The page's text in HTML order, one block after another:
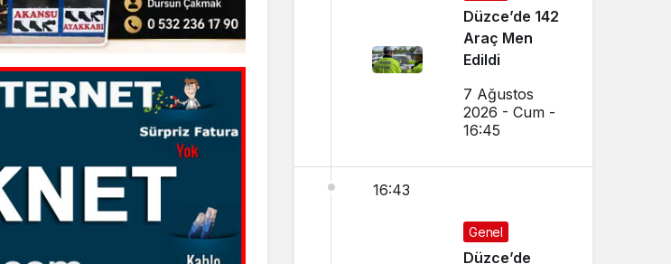
Düzce’de 142
Araç Men
Edildi
7 Ağustos
2026 - Cum -
16:45
16:43
Genel
Düzce’de